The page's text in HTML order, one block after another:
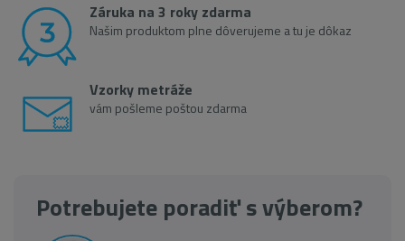
Záruka na 3 roky zdarma
Našim produktom plne dôverujeme a tu je dôkaz
Vzorky metráže
vám pošleme poštou zdarma
Potrebujete poradiť s výberom?